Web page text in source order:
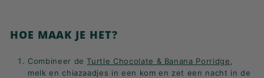
HOE MAAK JE HET?
Combineer de Turtle Chocolate & Banana Porridge
melk en chiazaadjes in een kom en zet een nacht in de